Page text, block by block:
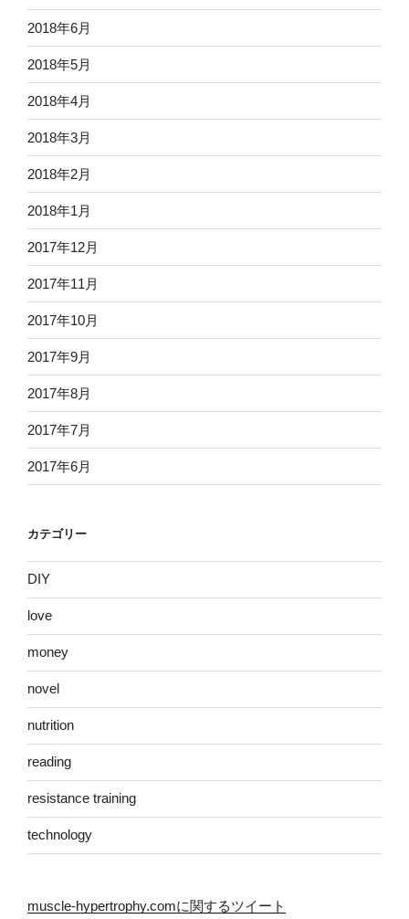
2018年6月
2018年5月
2018年4月
2018年3月
2018年2月
2018年1月
2017年12月
2017年11月
2017年10月
2017年9月
2017年8月
2017年7月
2017年6月
カテゴリー
DIY
love
money
novel
nutrition
reading
resistance training
technology
muscle-hypertrophy.comに関するツイート